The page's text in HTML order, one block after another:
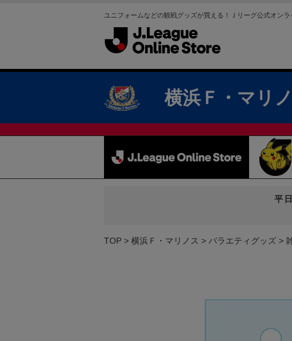
ユニフォームなどの観戦グッズが買える！Ｊリーグ公式オンラ
横浜Ｆ・マリ
平
TOP 横浜Ｆ・マリノス バラエティグッズ